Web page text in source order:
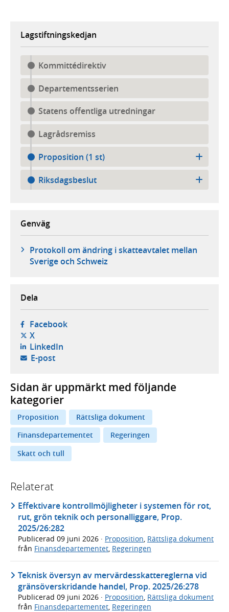
Lagstiftningskedjan
Kommittédirektiv
Departementsserien
Statens offentliga utredningar
Lagrådsremiss
Proposition (1 st)
Riksdagsbeslut
Genväg
Protokoll om ändring i skatteavtalet mellan
Sverige och Schweiz
Dela
Facebook- öppnas i ny flik, extern webbplats,
X- öppnas i ny flik, extern webbplats,
LinkedIn- öppnas i ny flik, extern webbplats,
E-post- öppnar din e-postklient,
Sidan är uppmärkt med följande
kategorier
Proposition
Rättsliga dokument
Finansdepartementet
Regeringen
Skatt och tull
Relaterat
Effektivare kontrollmöjligheter i systemen för rot,
rut, grön teknik och personalliggare, Prop.
2025/26:282
Publicerad 09 juni 2026 · Proposition, Rättsliga dokument
från Finansdepartementet, Regeringen
Teknisk översyn av mervärdesskattereglerna vid
gränsöverskridande handel, Prop. 2025/26:278
Publicerad 09 juni 2026 · Proposition Rättsliga dokument
från Finansdepartementet Regeringen